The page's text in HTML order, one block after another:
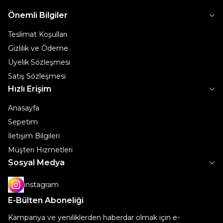
Önemli Bilgiler
Teslimat Koşulları
Gizlilik ve Ödeme
Üyelik Sözleşmesi
Satış Sözleşmesi
Hızlı Erişim
Anasayfa
Sepetim
İletişim Bilgileri
Müşteri Hizmetleri
Sosyal Medya
instagram
E-Bülten Aboneliği
Kampanya ve yeniliklerden haberdar olmak için e-